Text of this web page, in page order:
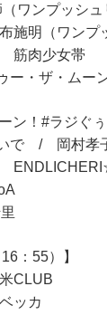
ンプッシュ
明（ワンプ
筋肉少女帯
ー・ザ・ム
ン！#ラジぐ
で / 岡村孝
：55）】
CLUB
ッカ